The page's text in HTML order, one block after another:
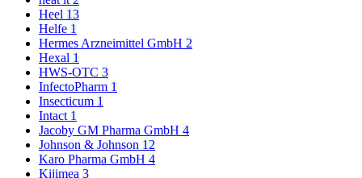
Heel 13
Helfe 1
Hermes Arzneimittel GmbH 2
Hexal 1
HWS-OTC 3
InfectoPharm 1
Insecticum 1
Intact 1
Jacoby GM Pharma GmbH 4
Johnson & Johnson 12
Karo Pharma GmbH 4
Kijimea 3